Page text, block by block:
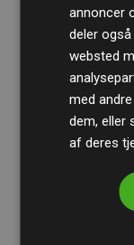
Revisionshuset
beregninger og
og pålidelighed.
Deres revision
annoncer
deler
websted
med
dem, eller
af deres